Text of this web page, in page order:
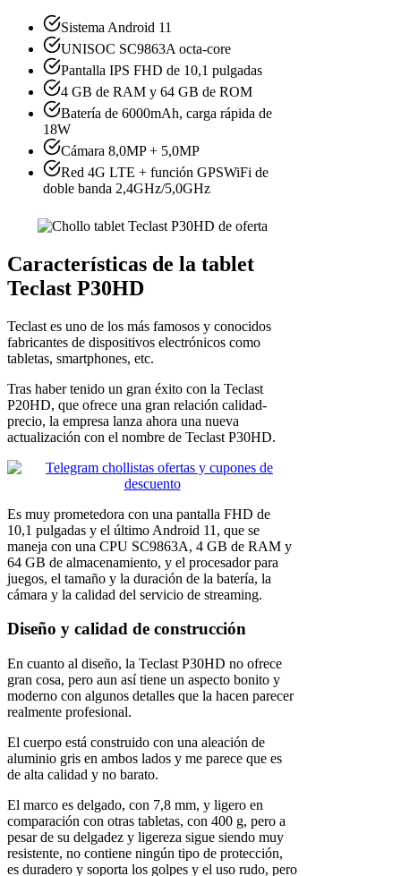
Sistema Android 11
UNISOC SC9863A octa-core
Pantalla IPS FHD de 10,1 pulgadas
4 GB de RAM y 64 GB de ROM
Batería de 6000mAh, carga rápida de
18W
Cámara 8,0MP + 5,0MP
Red 4G LTE + función GPSWiFi de
doble banda 2,4GHz/5,0GHz
Características de la tablet
Teclast P30HD
Teclast es uno de los más famosos y conocidos
fabricantes de dispositivos electrónicos como
tabletas, smartphones, etc.
Tras haber tenido un gran éxito con la Teclast
P20HD, que ofrece una gran relación calidad-
precio, la empresa lanza ahora una nueva
actualización con el nombre de Teclast P30HD.
Es muy prometedora con una pantalla FHD de
10,1 pulgadas y el último Android 11, que se
maneja con una CPU SC9863A, 4 GB de RAM y
64 GB de almacenamiento, y el procesador para
juegos, el tamaño y la duración de la batería, la
cámara y la calidad del servicio de streaming.
Diseño y calidad de construcción
En cuanto al diseño, la Teclast P30HD no ofrece
gran cosa, pero aun así tiene un aspecto bonito y
moderno con algunos detalles que la hacen parecer
realmente profesional.
El cuerpo está construido con una aleación de
aluminio gris en ambos lados y me parece que es
de alta calidad y no barato.
El marco es delgado, con 7,8 mm, y ligero en
comparación con otras tabletas, con 400 g, pero a
pesar de su delgadez y ligereza sigue siendo muy
resistente, no contiene ningún tipo de protección,
es duradero y soporta los golpes y el uso rudo, pero